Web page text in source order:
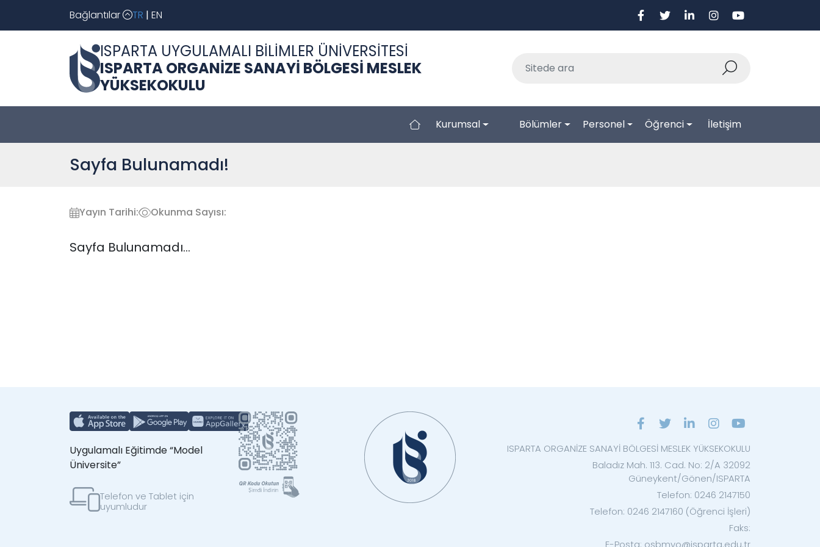
Bağlantılar TR | EN
ISPARTA UYGULAMALI BİLİMLER ÜNİVERSİTESİ
ISPARTA ORGANİZE SANAYİ BÖLGESİ MESLEK
YÜKSEKOKULU
Kurumsal Bölümler Personel Öğrenci İletişim
Sayfa Bulunamadı!
Yayın Tarihi: Okunma Sayısı:
Sayfa Bulunamadı...
Uygulamalı Eğitimde “Model
Üniversite”
Telefon ve Tablet için
uyumludur
ISPARTA ORGANİZE SANAYİ BÖLGESİ MESLEK YÜKSEKOKULU
Baladız Mah. 113. Cad. No: 2/A 32092
Güneykent/Gönen/ISPARTA
Telefon: 0246 2147150
Telefon: 0246 2147160 (Öğrenci İşleri)
Faks:
E-Posta: osbmyo@isparta.edu.tr